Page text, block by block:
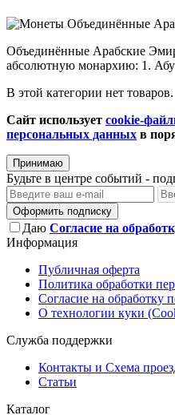
Объединённые Арабские
абсолютную монархию: 1.
В этой категории нет товаров.
Сайт использует cookie-
персональных данных в
Принимаю
Будьте в центре событий -
Оформить подписку
Даю Согласие на
Информация
Публичная оферта
Политика обработки
Согласие на обработку
О технологии куки
Служба поддержки
Контакты и Схема
Статьи
Каталог